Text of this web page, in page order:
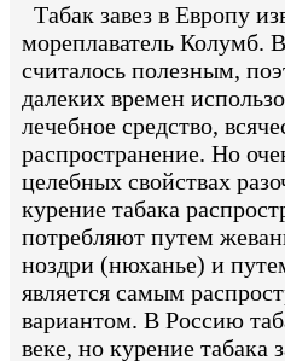
Табак завез в Европу
мореплаватель Колумб.
считалось полезным,
далеких времен
лечебное средство,
распространение. Но
целебных свойствах
курение табака
потребляют путем
ноздри (нюханье) и
является самым
вариантом. В Россию
веке, но курение табака